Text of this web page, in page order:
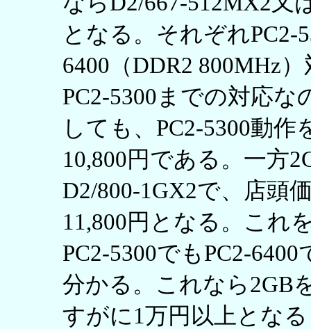
となる。それぞれPC2-
6400（DDR2 800MHz
PC2-5300までの対応な
しても、PC2-5300動
10,800円である。一方
D2/800-1GX2で、店頭
11,800円となる。これ
PC2-5300でもPC2-
分かる。これなら2GB
すがに1万円以上とな